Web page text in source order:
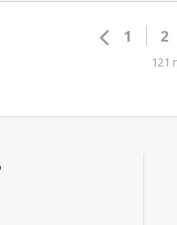
1 2
121